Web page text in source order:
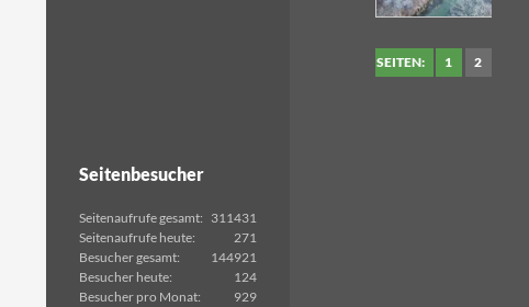
SEITEN: 1 2
Seitenbesucher
311431
Seitenaufrufe gesamt:
271
Seitenaufrufe heute:
144921
Besucher gesamt:
124
Besucher heute:
929
Besucher pro Monat: